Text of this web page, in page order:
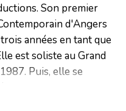
Son premier
d'Angers
années en tant que
est soliste au Grand
Puis, elle se
Son travail est
: le Ballet